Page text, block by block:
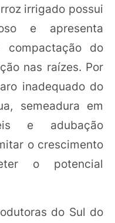
irrigado possui
e apresenta
compactação do
nas raízes. Por
inadequado do
semeadura em
e adubação
o crescimento
o potencial
do Sul do